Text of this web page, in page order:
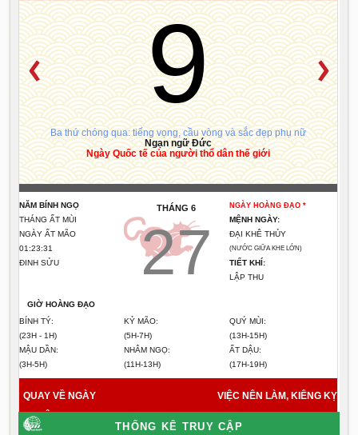
9
Ba thứ chóng qua: tiếng vọng, cầu vòng và sắc đẹp phụ nữ
Ngạn ngữ Đức
Ngày Quốc tế của người thổ dân thế giới
NĂM BÍNH NGỌ
THÁNG ẤT MÙI
NGÀY ẤT MÃO
01:23:31
ĐINH SỬU
THÁNG 6
27
NGÀY HOÀNG ĐẠO *
MỆNH NGÀY:
ĐẠI KHÊ THỦY
(NƯỚC GIỮA KHE LỚN)
TIẾT KHÍ:
LẬP THU
GIỜ HOÀNG ĐẠO
BÍNH TÝ:
(23H - 1H)
MẬU DẦN:
(3H-5H)
KỶ MÃO:
(5H-7H)
NHÂM NGỌ:
(11H-13H)
QUÝ MÙI:
(13H-15H)
ẤT DẬU:
(17H-19H)
QUAY VỀ NGÀY
HÔM NAY
VIỆC NÊN LÀM, KIÊNG KỴ
THỐNG KÊ TRUY CẬP